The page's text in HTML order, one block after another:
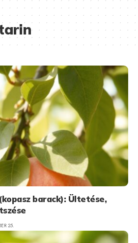
barack): Ültetése,
25.